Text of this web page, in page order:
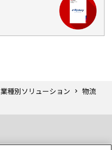
業種別ソリューション
物流